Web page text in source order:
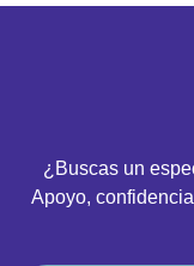
¿Buscas un
Apoyo,